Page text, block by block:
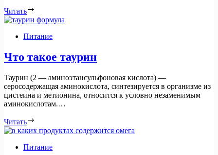
Читать
Питание
Что такое таурин
Таурин (2 — аминоэтансульфоновая кислота) —
серосодержащая аминокислота, синтезируется в организме из
цистеина и метионина, относится к условно незаменимым
аминокислотам.…
Читать
Питание